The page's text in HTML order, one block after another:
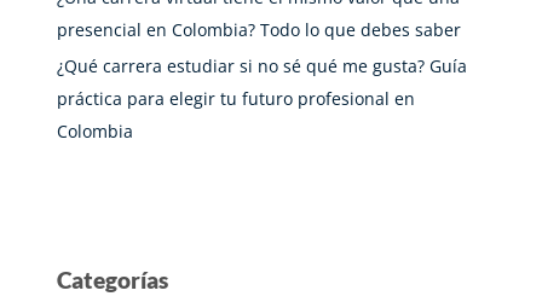
presencial en Colombia? Todo lo que debes saber
¿Qué carrera estudiar si no sé qué me gusta? Guía
práctica para elegir tu futuro profesional en
Colombia
Categorías